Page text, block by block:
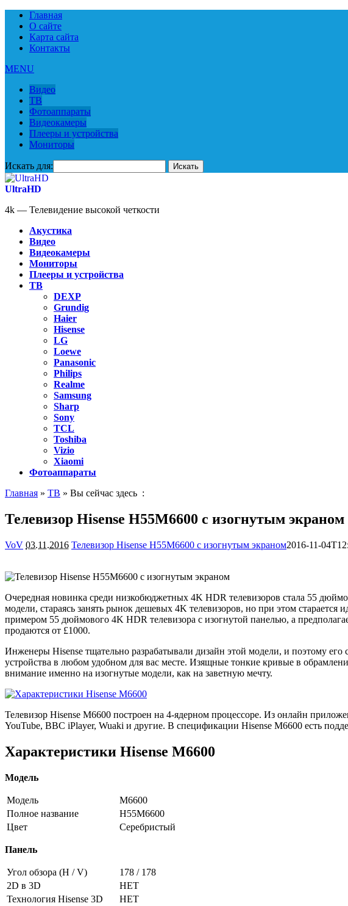
Главная
О сайте
Карта сайта
Контакты
MENU
Видео
ТВ
Фотоаппараты
Видеокамеры
Плееры и устройства
Мониторы
Искать для:
UltraHD
4k — Телевидение высокой четкости
Акустика
Видео
Видеокамеры
Мониторы
Плееры и устройства
ТВ
DEXP
Grundig
Haier
Hisense
LG
Loewe
Panasonic
Philips
Realme
Samsung
Sharp
Sony
TCL
Toshiba
Vizio
Xiaomi
Фотоаппараты
Главная » ТВ » Вы сейчас здесь :
Телевизор Hisense H55M6600 с изогнутым экраном
VoV 03.11.2016 Телевизор Hisense H55M6600 с изогнутым экраном2016-11-
Очередная новинка среди низкобюджетных 4K HDR телевизоров стала 55
модели, стараясь занять рынок дешевых 4K телевизоров, но при этом
примером 55 дюймового 4K HDR телевизора с изогнутой панелью, а
продаются от £1000.
Инженеры Hisense тщательно разрабатывали дизайн этой модели, и поэтому
устройства в любом удобном для вас месте. Изящные тонкие кривые в
внимание именно на изогнутые модели, как на заветную мечту.
Телевизор Hisense M6600 построен на 4-ядерном процессоре. Из онлайн
YouTube, BBC iPlayer, Wuaki и другие. В спецификации Hisense M6600 есть
Характеристики Hisense M6600
Модель
Модель
M6600
Полное название
H55M6600
Цвет
Серебристый
Панель
Угол обзора (H / V)
178 / 178
2D в 3D
НЕТ
Технология Hisense 3D
НЕТ